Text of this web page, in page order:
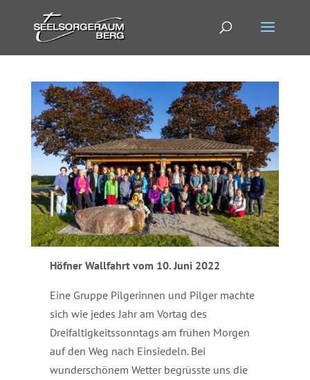
Höfner Wallfahrt vom 10. Juni 2022
Eine Gruppe Pilgerinnen und Pilger machte
sich wie jedes Jahr am Vortag des
Dreifaltigkeitssonntags am frühen Morgen
auf den Weg nach Einsiedeln. Bei
wunderschönem Wetter begrüsste uns die